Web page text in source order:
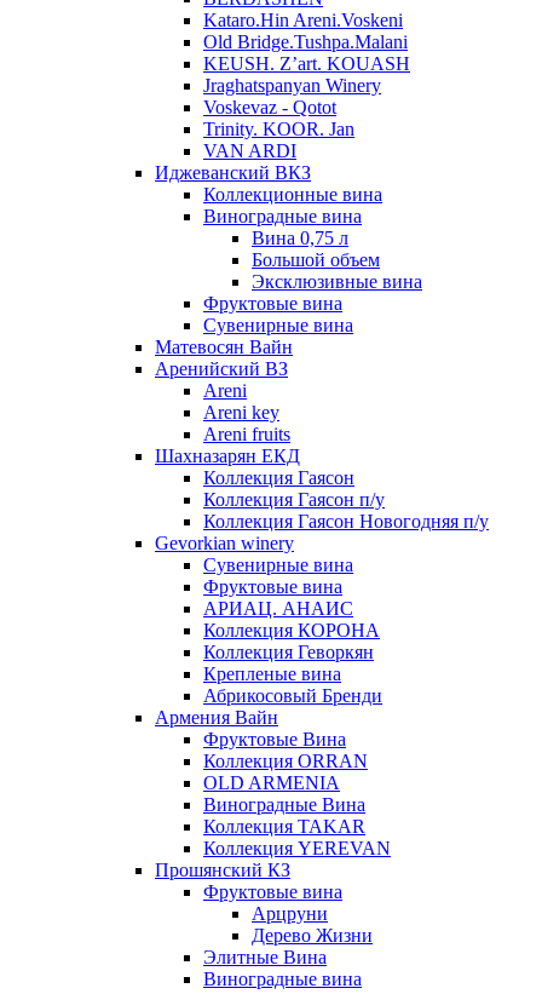
Kataro.Hin Areni.Voskeni
Old Bridge.Tushpa.Malani
KEUSH. Z’art. KOUASH
Jraghatspanyan Winery
Voskevaz - Qotot
Trinity. KOOR. Jan
VAN ARDI
Иджеванский ВКЗ
Коллекционные вина
Виноградные вина
Вина 0,75 л
Большой объем
Эксклюзивные вина
Фруктовые вина
Cувенирные вина
Матевосян Вайн
Аренийский ВЗ
Areni
Areni key
Areni fruits
Шахназарян ЕКД
Коллекция Гаясон
Коллекция Гаясон п/у
Коллекция Гаясон Новогодняя п/у
Gevorkian winery
Сувенирные вина
Фруктовые вина
АРИАЦ. АНАИС
Коллекция КОРОНА
Коллекция Геворкян
Крепленые вина
Абрикосовый Бренди
Армения Вайн
Фруктовые Вина
Коллекция ORRAN
OLD ARMENIA
Виноградные Вина
Коллекция TAKAR
Коллекция YEREVAN
Прошянский КЗ
Фруктовые вина
Арцруни
Дерево Жизни
Элитные Вина
Виноградные вина